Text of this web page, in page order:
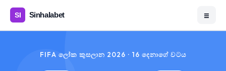
☰
FIFA ලෝක කුසලාන 2026 · 16 දෙනාගේ වටය